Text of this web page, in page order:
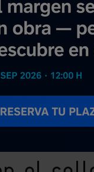
Dos proyectos con